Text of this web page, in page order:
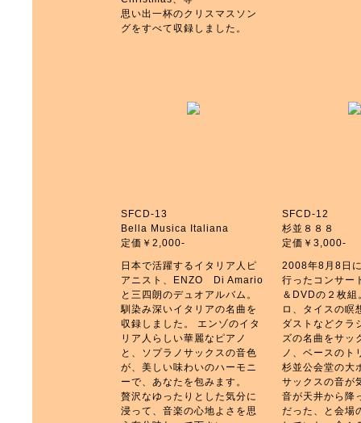
思い出一杯のクリスマスソン
グをすべて収録しました。
SFCD-13
Bella Musica Italiana
定価￥2,000-
日本で活躍するイタリア人ピ
アニスト、ENZO Di Amario
と三四朗のデュオアルバム。
馴染み深いイタリアの名曲を
収録しました。 エンゾのイタ
リア人らしい華麗なピアノ
と、ソプラノサックスの音色
が、美しい味わいのハーモニ
ーで、あなたを包みます。
贅沢なゆったりとした気分に
浸って、音楽の心地よさを思
SFCD-12
杉並８８８
定価￥3,000-
2008年8月8日
行ったコンサー
＆DVDの２枚組
ロ、タイスの瞑
ダストなどクラ
ズの名曲をサッ
ノ、ベースのト
杉並公会堂の大
サックスの音が
音が天井から降
だった、と会場